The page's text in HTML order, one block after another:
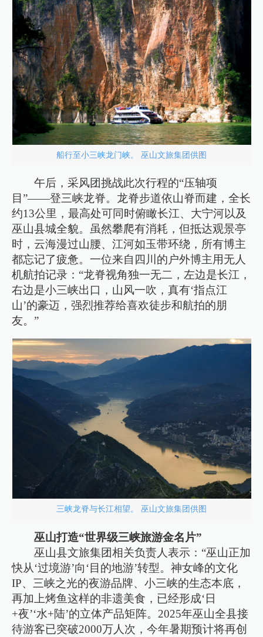
船行至小三峡龙门峡。 巫山文旅集团供图
午后，采风团挑战此次行程的“压轴项
目”——登三峡龙脊。龙脊步道依山脊而建，全长
约13公里，最高处可同时俯瞰长江、大宁河以及
巫山县城全貌。虽然攀爬有消耗，但抵达观景亭
时，云海漫过山腰、江河如玉带环绕，所有博主
都忘记了疲惫。一位来自四川的户外博主用无人
机航拍记录：“龙脊视角独一无二，左边是长江，
右边是小三峡出口，山风一吹，真有‘指点江
山’的豪迈，强烈推荐给喜欢徒步和航拍的朋
友。”
三峡龙脊与长江相望。 巫山文旅集团供图
巫山打造“世界级三峡旅游金名片”
巫山县文旅集团相关负责人表示：“巫山正加
快从‘过境游’向‘目的地游’转型。神女峰的文化
IP、三峡之光的夜游品牌、小三峡的生态本底，
再加上烤鱼这样的非遗美食，已经形成‘日
+夜’‘水+陆’的立体产品矩阵。2025年巫山全县接
待游客已突破2000万人次，今年暑期预计将再创